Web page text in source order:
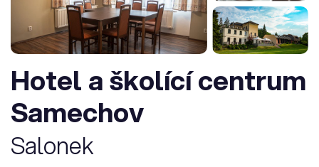
Hotel a školící centrum
Samechov
Salonek